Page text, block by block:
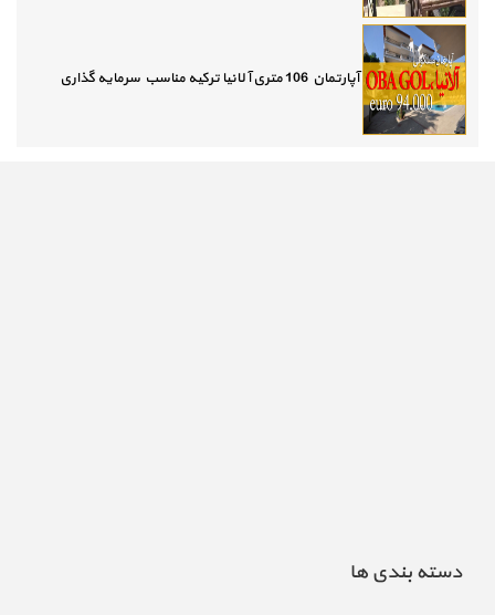
آپارتمان 106 متری آلانیا ترکیه مناسب سرمایه گذاری
دسته بندی ها